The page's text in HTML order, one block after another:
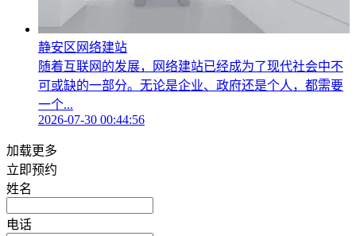
静安区网络建站
随着互联网的发展，网络建站已经成为了现代社会中不
可或缺的一部分。无论是企业、政府还是个人，都需要
一个...
2026-07-30 00:44:56
加载更多
立即预约
姓名
电话